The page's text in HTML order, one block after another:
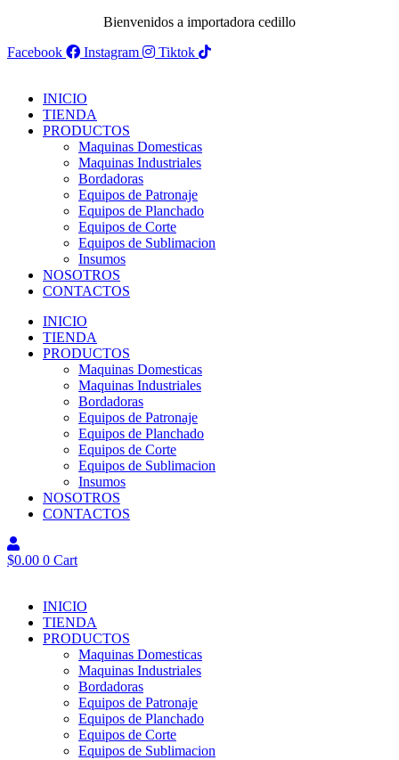
Bienvenidos a importadora cedillo
Facebook
Instagram Tiktok
INICIO
TIENDA
PRODUCTOS
Maquinas Domesticas
Maquinas Industriales
Bordadoras
Equipos de Patronaje
Equipos de Planchado
Equipos de Corte
Equipos de Sublimacion
Insumos
NOSOTROS
CONTACTOS
INICIO
TIENDA
PRODUCTOS
Maquinas Domesticas
Maquinas Industriales
Bordadoras
Equipos de Patronaje
Equipos de Planchado
Equipos de Corte
Equipos de Sublimacion
Insumos
NOSOTROS
CONTACTOS
$0.00 0 Cart
INICIO
TIENDA
PRODUCTOS
Maquinas Domesticas
Maquinas Industriales
Bordadoras
Equipos de Patronaje
Equipos de Planchado
Equipos de Corte
Equipos de Sublimacion